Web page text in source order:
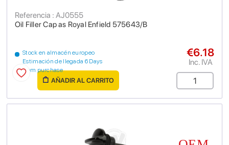
Oil Filler Cap as Royal Enfield 575643/B
Referencia : AJ0555
Stock en almacén europeo
Estimación de llegada 6 Days
from purchase
€6.18
Inc. IVA
AÑADIR AL CARRITO